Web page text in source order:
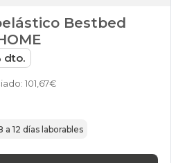
Bestbed
dto.
101,67€
12 días laborables